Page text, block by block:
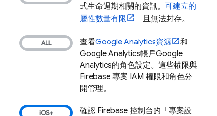
式生命週期相關的資訊。 可建立的
屬性數量有限
，且無法封存。
查看Google Analytics資源
和
Google Analytics帳戶Google
Analytics的角色設定。這些權限與
Firebase 專案 IAM 權限和角色分
開管理。
確認 Firebase 控制台的「專案設